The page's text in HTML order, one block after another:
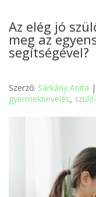
Az elég jó
meg az
segítségével?
Szerző: Sárkány Anita
gyermeknevelés,